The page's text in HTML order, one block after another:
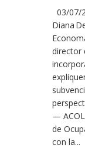
03/07/
Diana
director
—
de
con la...